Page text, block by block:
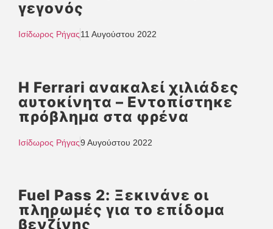
γεγονός
Ισίδωρος Ρήγας11 Αυγούστου 2022
H Ferrari ανακαλεί χιλιάδες
αυτοκίνητα – Εντοπίστηκε
πρόβλημα στα φρένα
Ισίδωρος Ρήγας9 Αυγούστου 2022
Fuel Pass 2: Ξεκινάνε οι
πληρωμές για το επίδομα
βενζίνης